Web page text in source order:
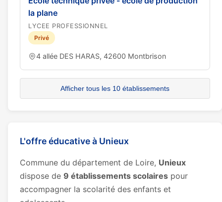
la plane
LYCEE PROFESSIONNEL
Privé
4 allée DES HARAS, 42600 Montbrison
Afficher tous les 10 établissements
L'offre éducative à Unieux
Commune du département de Loire, Unieux
dispose de 9 établissements scolaires pour
accompagner la scolarité des enfants et